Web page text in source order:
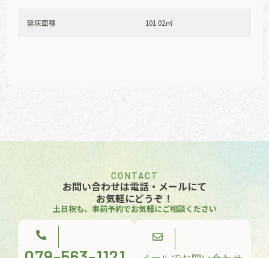
延床面積 101.02㎡
CONTACT
お問い合わせは電話・メールにて
お気軽にどうぞ！
土日祝も、事前予約でお気軽にご相談ください